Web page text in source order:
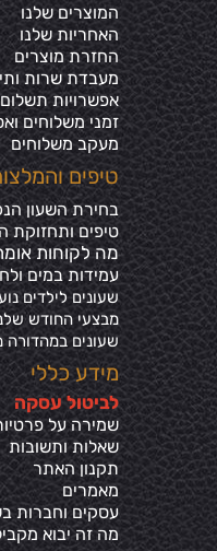
המוצרים שלנו
האחריות שלנו
החזרת מוצרים
מעבדת שרות
אפשרויות תשלום
זמני משלוחים
מעקב משלוחים
טיפים
בחירת השעון
טיפים ותחזוקת
מה לקוחות
עמידות במים
שעונים לילדים
מבצעי החודש
שעונים במהדורה
מידע כללי
לביטול עסקה
שמירה על
שאלות ותשובות
תקנון האתר
מאמרים
עסקים וחברות
מה זה יבוא